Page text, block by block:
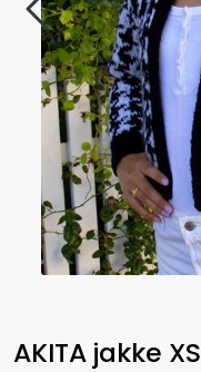
AKITA jakke XS